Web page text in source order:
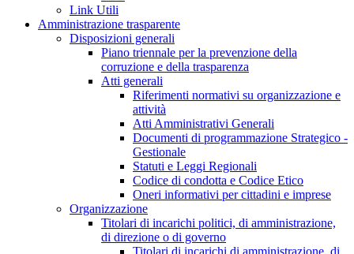
Link Utili
Amministrazione trasparente
Disposizioni generali
Piano triennale per la prevenzione della
corruzione e della trasparenza
Atti generali
Riferimenti normativi su organizzazione e
attività
Atti Amministrativi Generali
Documenti di programmazione Strategico -
Gestionale
Statuti e Leggi Regionali
Codice di condotta e Codice Etico
Oneri informativi per cittadini e imprese
Organizzazione
Titolari di incarichi politici, di amministrazione,
di direzione o di governo
Titolari di incarichi di amministrazione, di